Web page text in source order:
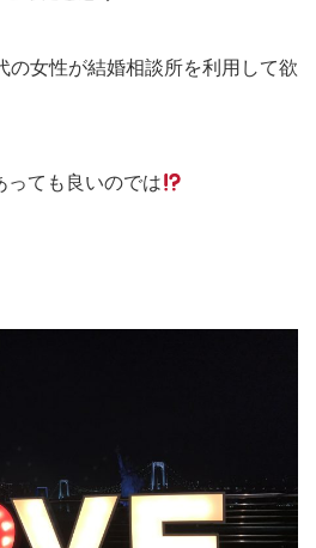
の女性が結婚相談所を利用して欲
っても良いのでは